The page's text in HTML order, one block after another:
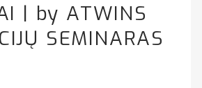
| by ATWINS
SEMINARAS